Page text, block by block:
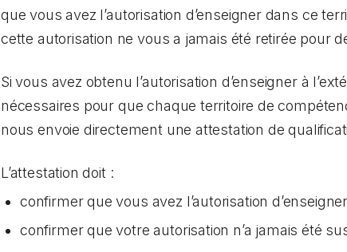
que vous avez l’autorisation d’enseigner dans ce
cette autorisation ne vous a jamais été retirée pour
Si vous avez obtenu l’autorisation d’enseigner à
nécessaires pour que chaque territoire de
nous envoie directement une attestation de
L’attestation doit :
confirmer que vous avez l’autorisation
confirmer que votre autorisation n’a jamais été